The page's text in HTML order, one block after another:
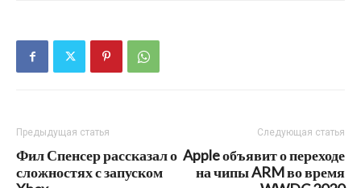
Предыдущая статья
Фил Спенсер рассказал о
сложностях с запуском
Следующая статья
Apple объявит о переходе
на чипы ARM во время